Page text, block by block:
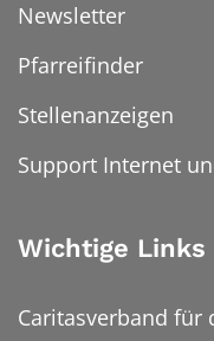
Newsletter
Pfarreifinder
Stellenanzeigen
Support Internet
Wichtige Links
Caritasverband für